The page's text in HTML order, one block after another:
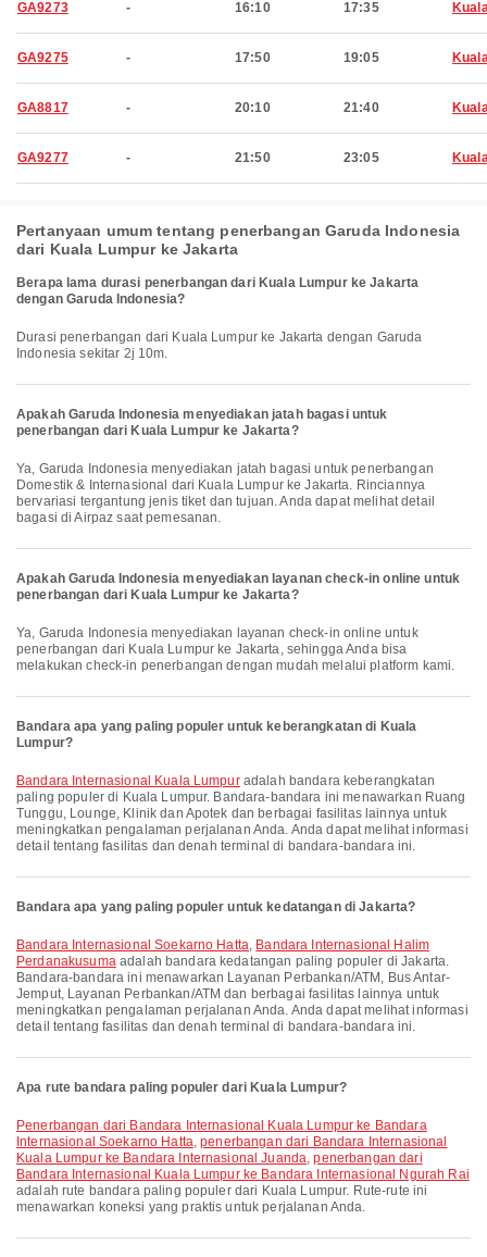
GA9273 - 16:10 17:35
GA9275 - 17:50 19:05
GA8817 - 20:10 21:40
GA9277 - 21:50 23:05
Pertanyaan umum tentang penerbangan Garuda Indonesia
dari Kuala Lumpur ke Jakarta
Berapa lama durasi penerbangan dari Kuala Lumpur ke Jakarta
dengan Garuda Indonesia?
Durasi penerbangan dari Kuala Lumpur ke Jakarta dengan Garuda
Indonesia sekitar 2j 10m.
Apakah Garuda Indonesia menyediakan jatah bagasi untuk
penerbangan dari Kuala Lumpur ke Jakarta?
Ya, Garuda Indonesia menyediakan jatah bagasi untuk penerbangan
Domestik & Internasional dari Kuala Lumpur ke Jakarta. Rinciannya
bervariasi tergantung jenis tiket dan tujuan. Anda dapat melihat detail
bagasi di Airpaz saat pemesanan.
Apakah Garuda Indonesia menyediakan layanan check-in online untuk
penerbangan dari Kuala Lumpur ke Jakarta?
Ya, Garuda Indonesia menyediakan layanan check-in online untuk
penerbangan dari Kuala Lumpur ke Jakarta, sehingga Anda bisa
melakukan check-in penerbangan dengan mudah melalui platform kami.
Bandara apa yang paling populer untuk keberangkatan di Kuala
Lumpur?
Bandara Internasional Kuala Lumpuradalah bandara keberangkatan
paling populer di Kuala Lumpur. Bandara-bandara ini menawarkan Ruang
Tunggu, Lounge, Klinik dan Apotek dan berbagai fasilitas lainnya untuk
meningkatkan pengalaman perjalanan Anda. Anda dapat melihat informasi
detail tentang fasilitas dan denah terminal di bandara-bandara ini.
Bandara apa yang paling populer untuk kedatangan di Jakarta?
Bandara Internasional Soekarno Hatta, Bandara Internasional Halim
Perdanakusumaadalah bandara kedatangan paling populer di Jakarta.
Bandara-bandara ini menawarkan Layanan Perbankan/ATM, Bus Antar-
Jemput, Layanan Perbankan/ATM dan berbagai fasilitas lainnya untuk
meningkatkan pengalaman perjalanan Anda. Anda dapat melihat informasi
detail tentang fasilitas dan denah terminal di bandara-bandara ini.
Apa rute bandara paling populer dari Kuala Lumpur?
penerbangan dari Bandara Internasional Kuala Lumpur ke Bandara
Internasional Soekarno Hatta,penerbangan dari Bandara Internasional
Kuala Lumpur ke Bandara Internasional Juanda,penerbangan dari
Bandara Internasional Kuala Lumpur ke Bandara Internasional Ngurah Rai
adalah rute bandara paling populer dari Kuala Lumpur. Rute-rute ini
menawarkan koneksi yang praktis untuk perjalanan Anda.